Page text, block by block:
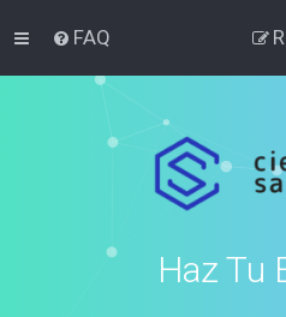
FAQ
Haz Tu